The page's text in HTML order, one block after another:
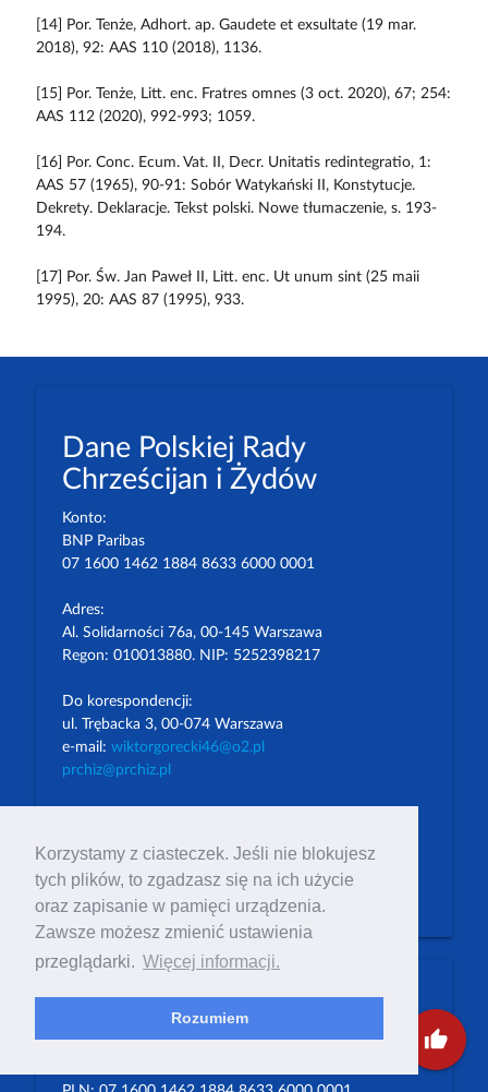
Korzystamy z ciasteczek. Jeśli nie blokujesz
tych plików, to zgadzasz się na ich użycie
oraz zapisanie w pamięci urządzenia.
Zawsze możesz zmienić ustawienia
przeglądarki. Więcej informacji.
Rozumiem
[14] Por. Tenże, Adhort. ap. Gaudete et exsultate (19 mar.
2018), 92: AAS 110 (2018), 1136.
[15] Por. Tenże, Litt. enc. Fratres omnes (3 oct. 2020), 67; 254:
AAS 112 (2020), 992-993; 1059.
[16] Por. Conc. Ecum. Vat. II, Decr. Unitatis redintegratio, 1:
AAS 57 (1965), 90-91: Sobór Watykański II, Konstytucje.
Dekrety. Deklaracje. Tekst polski. Nowe tłumaczenie, s. 193-
194.
[17] Por. Św. Jan Paweł II, Litt. enc. Ut unum sint (25 maii
1995), 20: AAS 87 (1995), 933.
Dane Polskiej Rady
Chrześcijan i Żydów
Konto:
BNP Paribas
07 1600 1462 1884 8633 6000 0001
Adres:
Al. Solidarności 76a, 00-145 Warszawa
Regon: 010013880. NIP: 5252398217
Do korespondencji:
ul. Trębacka 3, 00-074 Warszawa
e-mail: wiktorgorecki46@o2.pl
prchiz@prchiz.pl
Polityka Prywatnościpicture_as_pdf
Stronę prowadzi Wiktor Górecki
Your donation in good
thumb_up